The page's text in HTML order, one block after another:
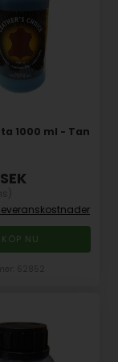
1000 ml - Tan
SEK